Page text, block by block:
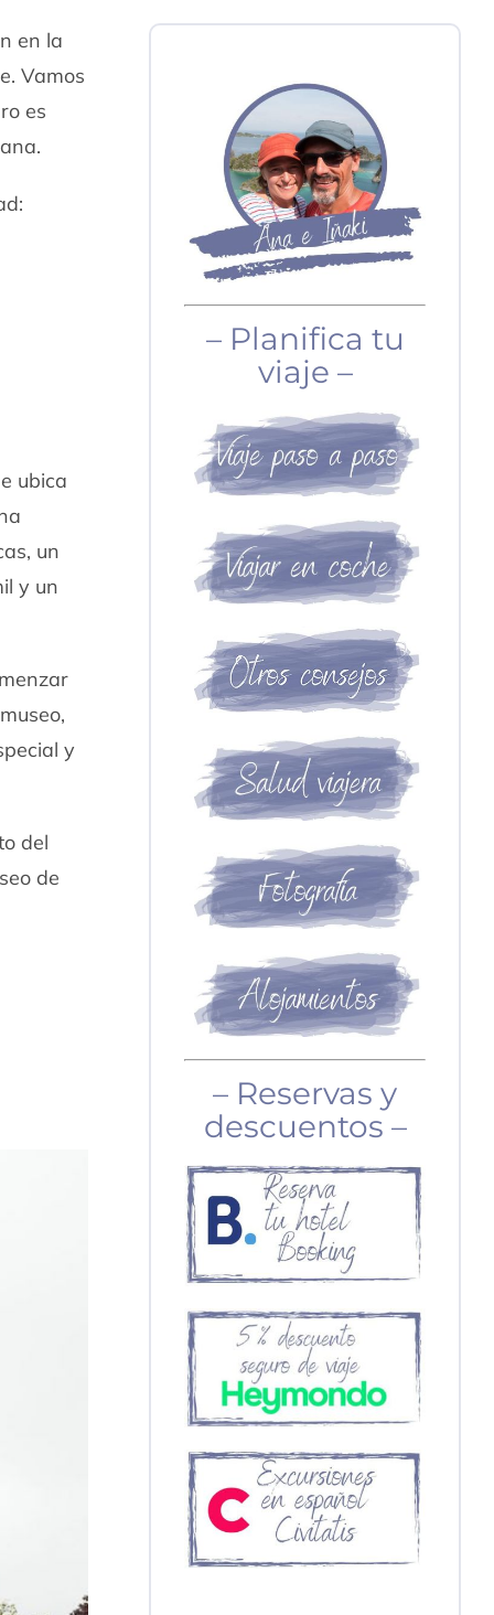
en la
Vamos
es
ubica
un
y un
y
del
de
– Planifica tu
viaje –
– Reservas y
descuentos –